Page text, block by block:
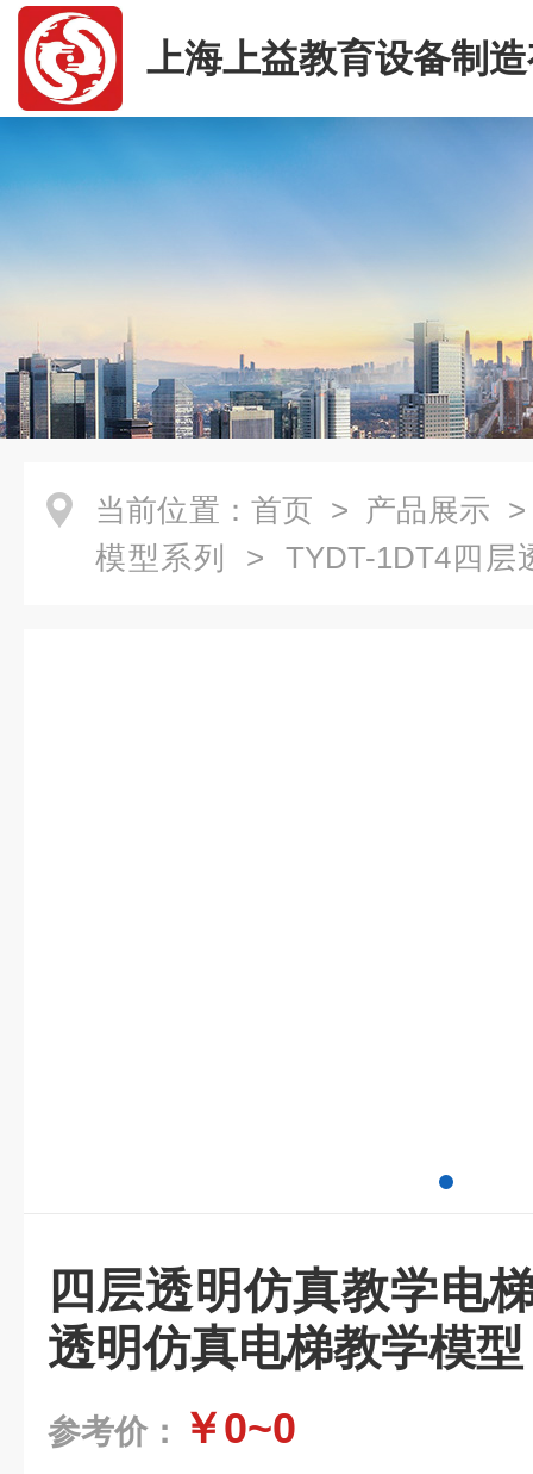
上海上益教育设备制
司
当前位置： 首页 > 产品展示
模型系列
> TYDT-1DT4四层
四层透明仿真教学电
透明仿真电梯教学模型
参考价： ￥0~0